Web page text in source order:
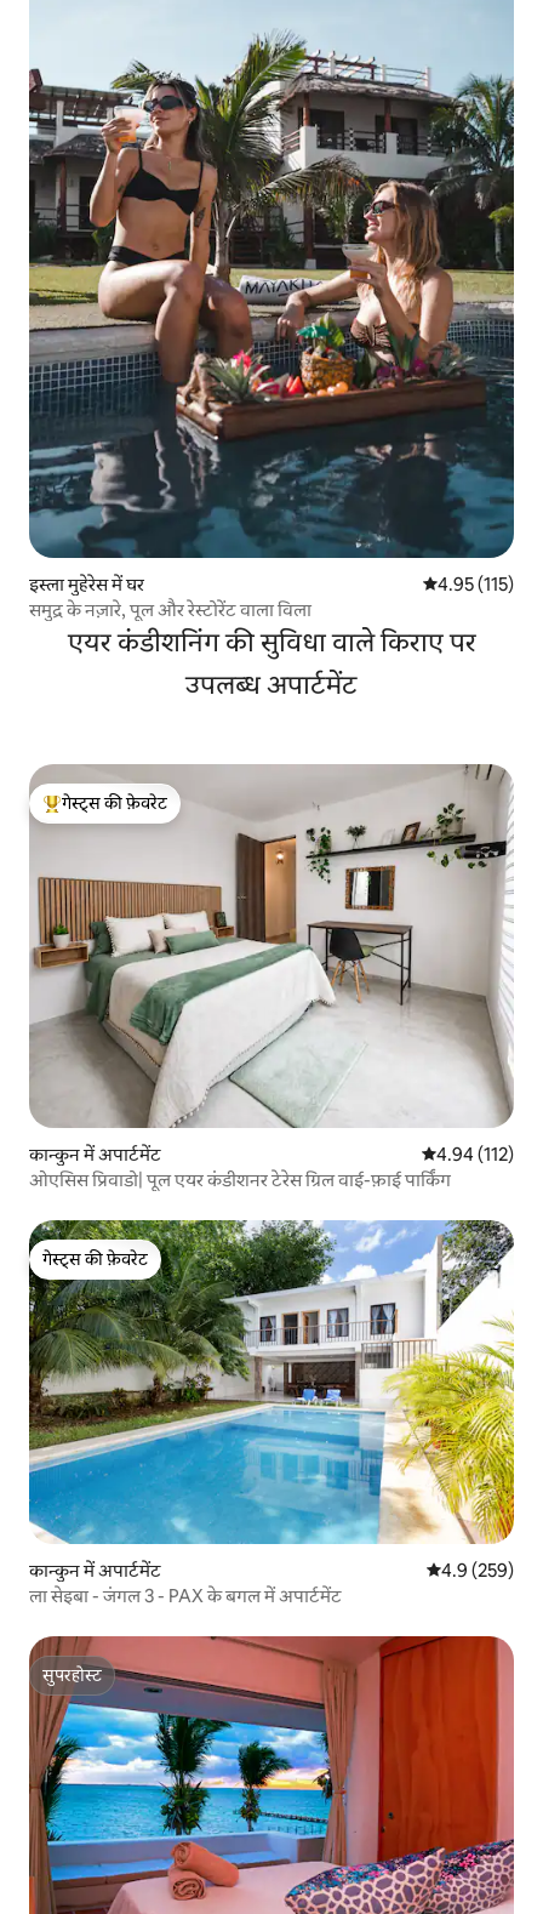
इस्ला मुहेरेस में घर औसत रेटिंग 5 में से
4.95 (115)
समुद्र के नज़ारे, पूल और रेस्टोरेंट वाला विला
एयर कंडीशनिंग की सुविधा वाले किराए पर
उपलब्ध अपार्टमेंट
गेस्ट्स का टॉप फ़ेवरेट
गेस्ट्स की फ़ेवरेट
कान्कुन में अपार्टमेंट औसत रेटिंग 5 में से
4.94 (112)
ओएसिस प्रिवाडो| पूल एयर कंडीशनर टेरेस ग्रिल वाई-फ़ाई पार्किंग
गेस्ट्स की फ़ेवरेट
गेस्ट्स की फ़ेवरेट
कान्कुन में अपार्टमेंट औसत रेटिंग 5 में
4.9 (259)
ला सेइबा - जंगल 3 - PAX के बगल में अपार्टमेंट
सुपरहोस्ट
सुपरहोस्ट